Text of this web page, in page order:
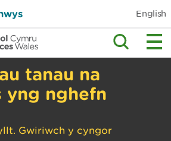
English
tanau na
yng nghefn
Gwiriwch y cyngor